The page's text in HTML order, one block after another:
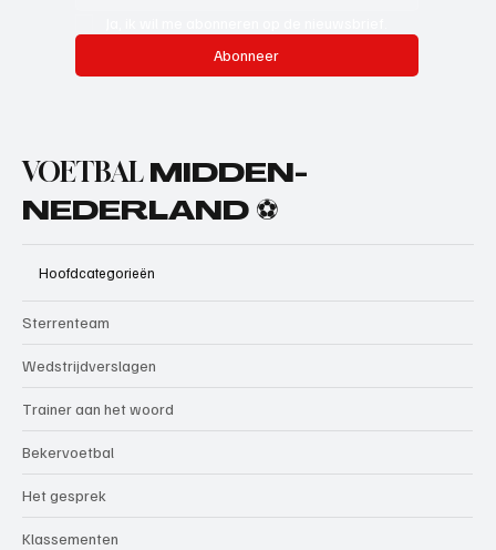
Abonneer
VOETBAL MIDDEN-
NEDERLAND ⚽
Hoofdcategorieën
Sterrenteam
Wedstrijdverslagen
Trainer aan het woord
Bekervoetbal
Het gesprek
Klassementen